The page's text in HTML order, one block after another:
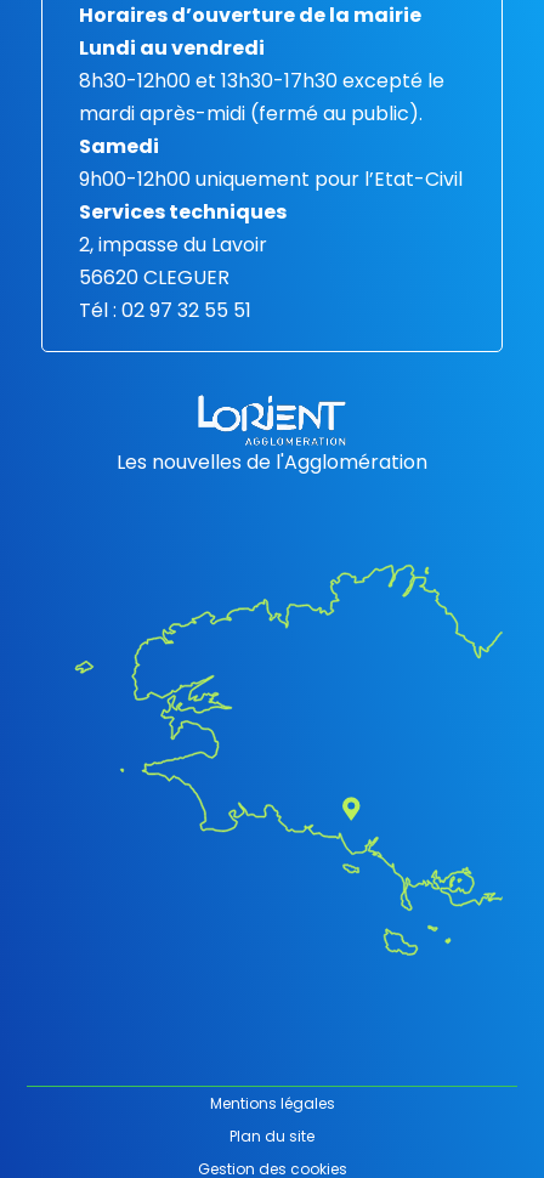
Horaires d’ouverture de la mairie
Lundi au vendredi
8h30-12h00 et 13h30-17h30 excepté le
mardi après-midi (fermé au public).
Samedi
9h00-12h00 uniquement pour l’Etat-Civil
Services techniques
2, impasse du Lavoir
56620 CLEGUER
Tél : 02 97 32 55 51
Les nouvelles de l'Agglomération
Mentions légales
Plan du site
Gestion des cookies